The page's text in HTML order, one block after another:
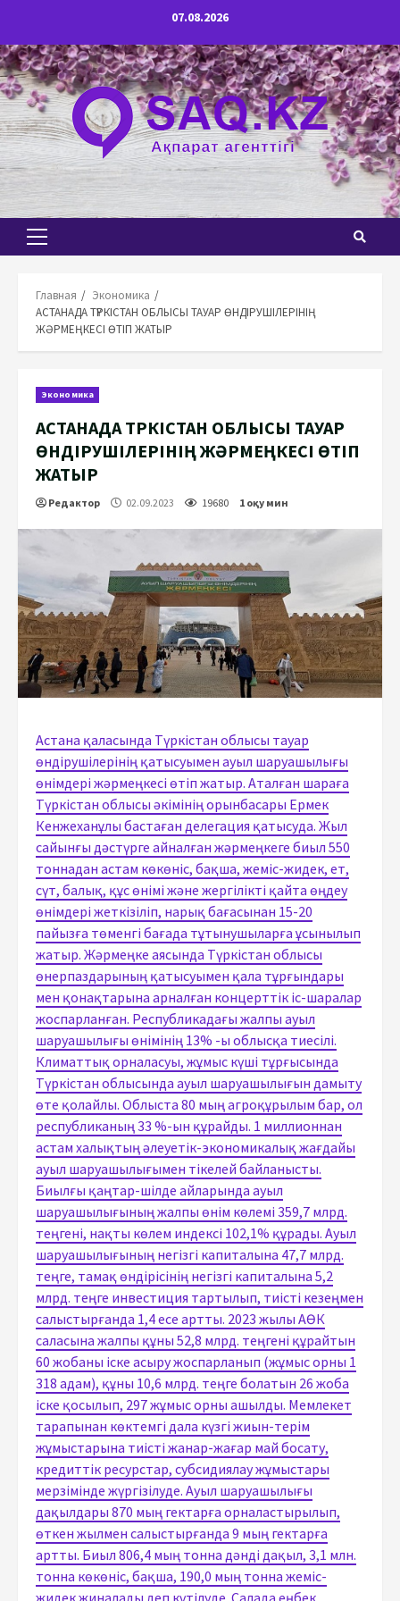
содержимому
07.08.2026
Основное
Главная
Экономика
АСТАНАДА ТҮРКІСТАН ОБЛЫСЫ ТАУАР ӨНДІРУШІЛЕРІНІҢ
ЖӘРМЕҢКЕСІ ӨТІП ЖАТЫР
Экономика
АСТАНАДА ТҮРКІСТАН ОБЛЫСЫ ТАУАР
ӨНДІРУШІЛЕРІНІҢ ЖӘРМЕҢКЕСІ ӨТІП
ЖАТЫР
Редактор 02.09.2023 19680 1 оқу мин
Астана қаласында Түркістан облысы тауар
өндірушілерінің қатысуымен ауыл шаруашылығы
өнімдері жәрмеңкесі өтіп жатыр. Аталған шараға
Түркістан облысы әкімінің орынбасары Ермек
Кенжеханұлы бастаған делегация қатысуда. Жыл
сайынғы дәстүрге айналған жәрмеңкеге биыл 550
тоннадан астам көкөніс, бақша, жеміс-жидек, ет,
сүт, балық, құс өнімі және жергілікті қайта өңдеу
өнімдері жеткізіліп, нарық бағасынан 15-20
пайызға төменгі бағада тұтынушыларға ұсынылып
жатыр. Жәрмеңке аясында Түркістан облысы
өнерпаздарының қатысуымен қала тұрғындары
мен қонақтарына арналған концерттік іс-шаралар
жоспарланған. Республикадағы жалпы ауыл
шаруашылығы өнімінің 13% -ы облысқа тиесілі.
Климаттық орналасуы, жұмыс күші тұрғысында
Түркістан облысында ауыл шаруашылығын дамыту
өте қолайлы. Облыста 80 мың агроқұрылым бар, ол
республиканың 33 %-ын құрайды. 1 миллионнан
астам халықтың әлеуетік-экономикалық жағдайы
ауыл шаруашылығымен тікелей байланысты.
Биылғы қаңтар-шілде айларында ауыл
шаруашылығының жалпы өнім көлемі 359,7 млрд.
теңгені, нақты көлем индексі 102,1% құрады. Ауыл
шаруашылығының негізгі капиталына 47,7 млрд.
теңге, тамақ өндірісінің негізгі капиталына 5,2
млрд. теңге инвестиция тартылып, тиісті кезеңмен
салыстырғанда 1,4 есе артты. 2023 жылы АӨК
саласына жалпы құны 52,8 млрд. теңгені құрайтын
60 жобаны іске асыру жоспарланып (жұмыс орны 1
318 адам), құны 10,6 млрд. теңге болатын 26 жоба
іске қосылып, 297 жұмыс орны ашылды. Мемлекет
тарапынан көктемгі дала күзгі жиын-терім
жұмыстарына тиісті жанар-жағар май босату,
кредиттік ресурстар, субсидиялау жұмыстары
мерзімінде жүргізілуде. Ауыл шаруашылығы
дақылдары 870 мың гектарға орналастырылып,
өткен жылмен салыстырғанда 9 мың гектарға
артты. Биыл 806,4 мың тонна дәнді дақыл, 3,1 млн.
тонна көкөніс, бақша, 190,0 мың тонна жеміс-
жидек жиналады деп күтілуде. Салада еңбек